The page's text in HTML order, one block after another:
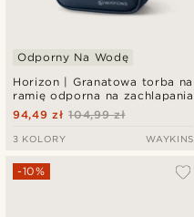
Horizon | Granatowa torba na
ramię odporna na zachlapania
Odporny Na Wodę
104,99 zł
94,49 zł
3 KOLORY WAYKINS
-10%